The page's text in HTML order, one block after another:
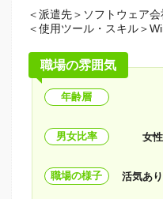
＜派遣先＞ソフトウェア会
＜使用ツール・スキル＞
職場の雰囲気
年齢層
男女比率 女性
職場の様子 活気あり